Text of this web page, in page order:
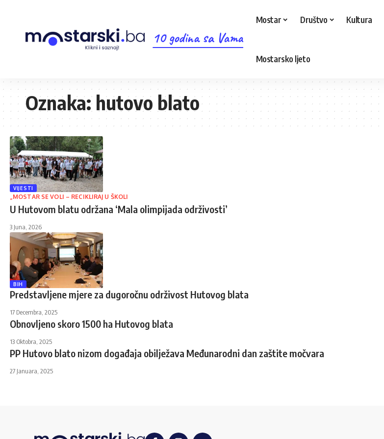
10 godina sa Vama
Mostar Društvo Kultura
Mostarsko ljeto
Oznaka:hutovo blato
VIJESTI
„MOSTAR SE VOLI – RECIKLIRAJ U ŠKOLI
U Hutovom blatu održana ‘Mala olimpijada održivosti’
3 Juna, 2026
BIH
Predstavljene mjere za dugoročnu održivost Hutovog blata
17 Decembra, 2025
Obnovljeno skoro 1500 ha Hutovog blata
13 Oktobra, 2025
PP Hutovo blato nizom događaja obilježava Međunarodni dan zaštite močvara
27 Januara, 2025